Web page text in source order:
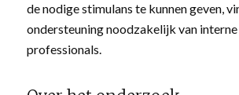
de nodige stimulans te kunnen geven,
ondersteuning noodzakelijk van interne
professionals.